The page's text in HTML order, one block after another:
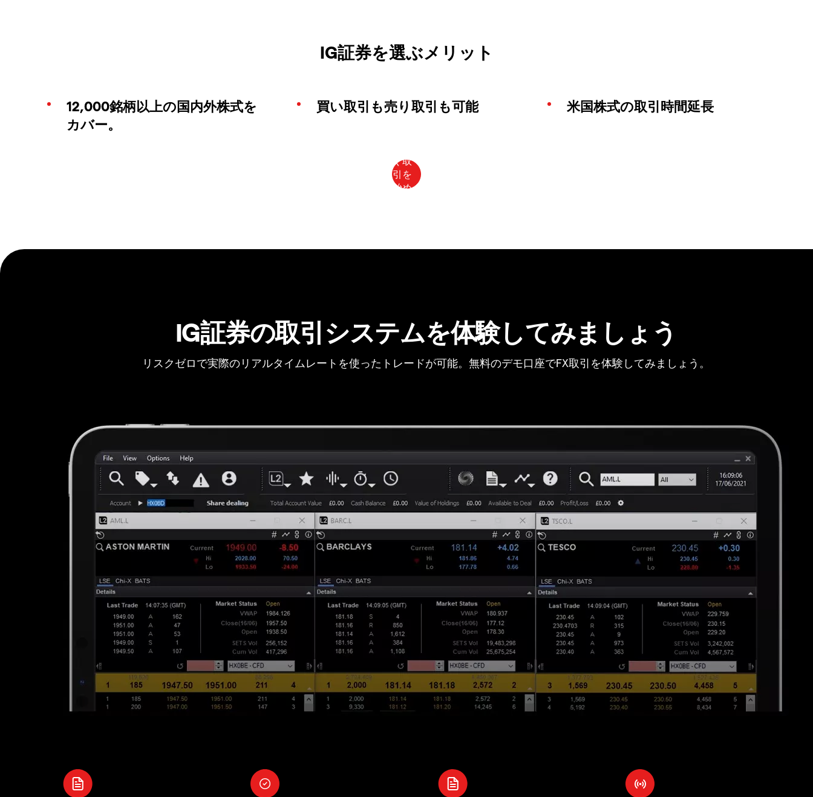
IG証券を選ぶメリット
12,000銘柄以上の国内外株式を
カバー。
買い取引も売り取引も可能 米国株式の取引時間延長
IG証券の取引システムを体験してみましょう
リスクゼロで実際のリアルタイムレートを使ったトレードが可能。無料のデモ口座でFX取引を体験してみましょう。